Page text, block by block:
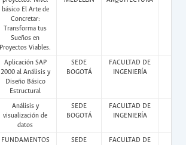
básico El Arte de
Concretar:
Transforma tus
Sueños en
Proyectos Viables.
Aplicación SAP
2000 al Análisis y
Diseño Básico
Estructural
SEDE
BOGOTÁ
FACULTAD DE
INGENIERÍA
Análisis y
visualización de
datos
SEDE
BOGOTÁ
FACULTAD DE
INGENIERÍA
FUNDAMENTOS
SEDE
FACULTAD DE